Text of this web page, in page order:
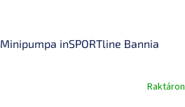
Minipumpa inSPORTline Bannia
Raktáron